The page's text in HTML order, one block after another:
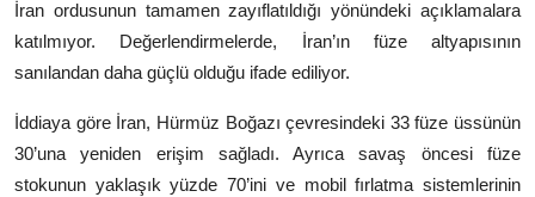
İran ordusunun tamamen zayıflatıldığı yönündeki açıklamalara
katılmıyor. Değerlendirmelerde, İran’ın füze altyapısının
sanılandan daha güçlü olduğu ifade ediliyor.
İddiaya göre İran, Hürmüz Boğazı çevresindeki 33 füze üssünün
30’una yeniden erişim sağladı. Ayrıca savaş öncesi füze
stokunun yaklaşık yüzde 70’ini ve mobil fırlatma sistemlerinin